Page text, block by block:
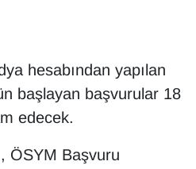
hesabından yapılan
başlayan başvurular 18
edecek.
ÖSYM Başvuru